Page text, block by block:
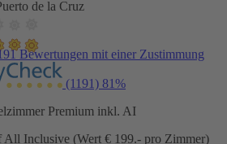
de la Cruz
Bewertungen mit einer Zustimmung
(1191) 81%
Premium inkl. AI
All Inclusive (Wert € 199.- pro Zimmer)